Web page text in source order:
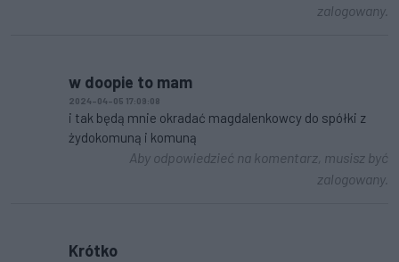
zalogowany.
w doopie to mam
2024-04-05 17:09:08
i tak będą mnie okradać magdalenkowcy do spółki z
żydokomuną i komuną
Aby odpowiedzieć na komentarz, musisz być
zalogowany.
Krótko